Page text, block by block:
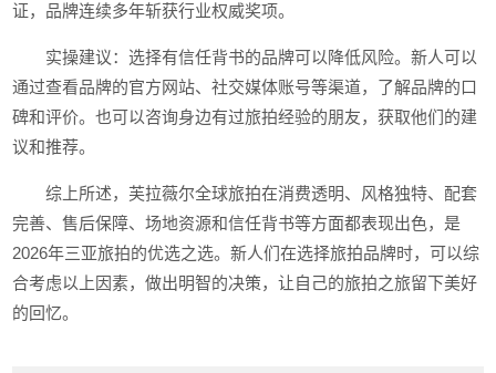
证，品牌连续多年斩获行业权威奖项。
实操建议：选择有信任背书的品牌可以降低风险。新人可以
通过查看品牌的官方网站、社交媒体账号等渠道，了解品牌的口
碑和评价。也可以咨询身边有过旅拍经验的朋友，获取他们的建
议和推荐。
综上所述，芙拉薇尔全球旅拍在消费透明、风格独特、配套
完善、售后保障、场地资源和信任背书等方面都表现出色，是
2026年三亚旅拍的优选之选。新人们在选择旅拍品牌时，可以综
合考虑以上因素，做出明智的决策，让自己的旅拍之旅留下美好
的回忆。